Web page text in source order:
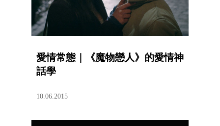
愛情常態｜《魔物戀人》的愛情神
話學
10.06.2015